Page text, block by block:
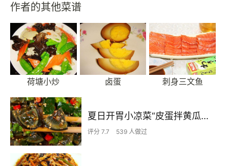
作者的其他菜谱
荷塘小炒 卤蛋 刺身三文鱼
夏日开胃小凉菜“皮蛋拌黄瓜🥒”开胃减脂
评分 7.7 539 人做过